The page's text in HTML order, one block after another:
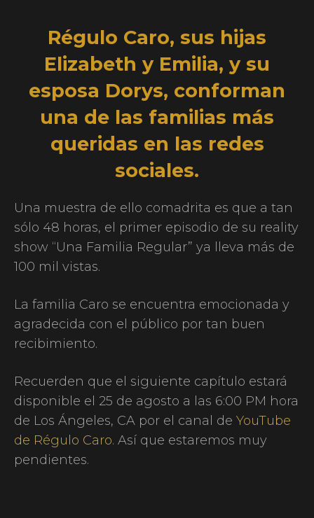
Régulo Caro, sus hijas
Elizabeth y Emilia, y su
esposa Dorys, conforman
una de las familias más
queridas en las redes
sociales.
Una muestra de ello comadrita es que a tan
sólo 48 horas, el primer episodio de su reality
show “Una Familia Regular” ya lleva más de
100 mil vistas.
La familia Caro se encuentra emocionada y
agradecida con el público por tan buen
recibimiento.
Recuerden que el siguiente capítulo estará
disponible el 25 de agosto a las 6:00 PM hora
de Los Ángeles, CA por el canal de YouTube
de Régulo Caro. Así que estaremos muy
pendientes.